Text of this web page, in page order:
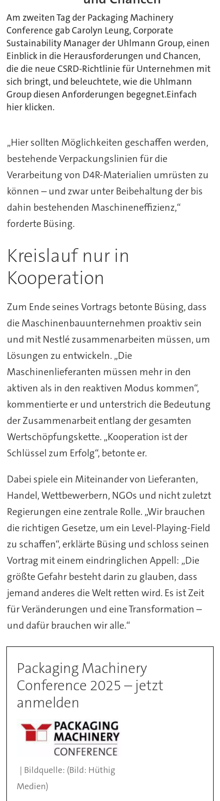
Am zweiten Tag der Packaging Machinery
Conference gab Carolyn Leung, Corporate
Sustainability Manager der Uhlmann Group, einen
Einblick in die Herausforderungen und Chancen,
die die neue CSRD-Richtlinie für Unternehmen mit
sich bringt, und beleuchtete, wie die Uhlmann
Group diesen Anforderungen begegnet.Einfach
hier klicken.
„Hier sollten Möglichkeiten geschaffen werden,
bestehende Verpackungslinien für die
Verarbeitung von D4R-Materialien umrüsten zu
können – und zwar unter Beibehaltung der bis
dahin bestehenden Maschineneffizienz,“
forderte Büsing.
Kreislauf nur in
Kooperation
Zum Ende seines Vortrags betonte Büsing, dass
die Maschinenbauunternehmen proaktiv sein
und mit Nestlé zusammenarbeiten müssen, um
Lösungen zu entwickeln. „Die
Maschinenlieferanten müssen mehr in den
aktiven als in den reaktiven Modus kommen“,
kommentierte er und unterstrich die Bedeutung
der Zusammenarbeit entlang der gesamten
Wertschöpfungskette. „Kooperation ist der
Schlüssel zum Erfolg“, betonte er.
Dabei spiele ein Miteinander von Lieferanten,
Handel, Wettbewerbern, NGOs und nicht zuletzt
Regierungen eine zentrale Rolle. „Wir brauchen
die richtigen Gesetze, um ein Level-Playing-Field
zu schaffen“, erklärte Büsing und schloss seinen
Vortrag mit einem eindringlichen Appell: „Die
größte Gefahr besteht darin zu glauben, dass
jemand anderes die Welt retten wird. Es ist Zeit
für Veränderungen und eine Transformation –
und dafür brauchen wir alle.“
Packaging Machinery
Conference 2025 – jetzt
anmelden
(Bild: Hüthig
Medien)